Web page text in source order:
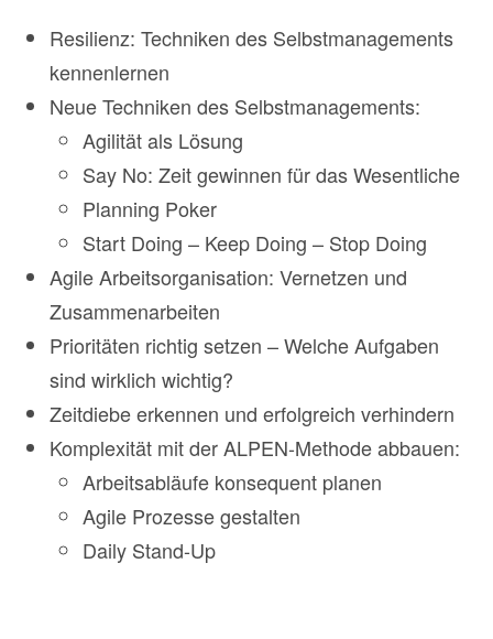
Resilienz: Techniken des Selbstmanagements
kennenlernen
Neue Techniken des Selbstmanagements:
Agilität als Lösung
Say No: Zeit gewinnen für das Wesentliche
Planning Poker
Start Doing – Keep Doing – Stop Doing
Agile Arbeitsorganisation: Vernetzen und
Zusammenarbeiten
Prioritäten richtig setzen – Welche Aufgaben
sind wirklich wichtig?
Zeitdiebe erkennen und erfolgreich verhindern
Komplexität mit der ALPEN-Methode abbauen:
Arbeitsabläufe konsequent planen
Agile Prozesse gestalten
Daily Stand-Up